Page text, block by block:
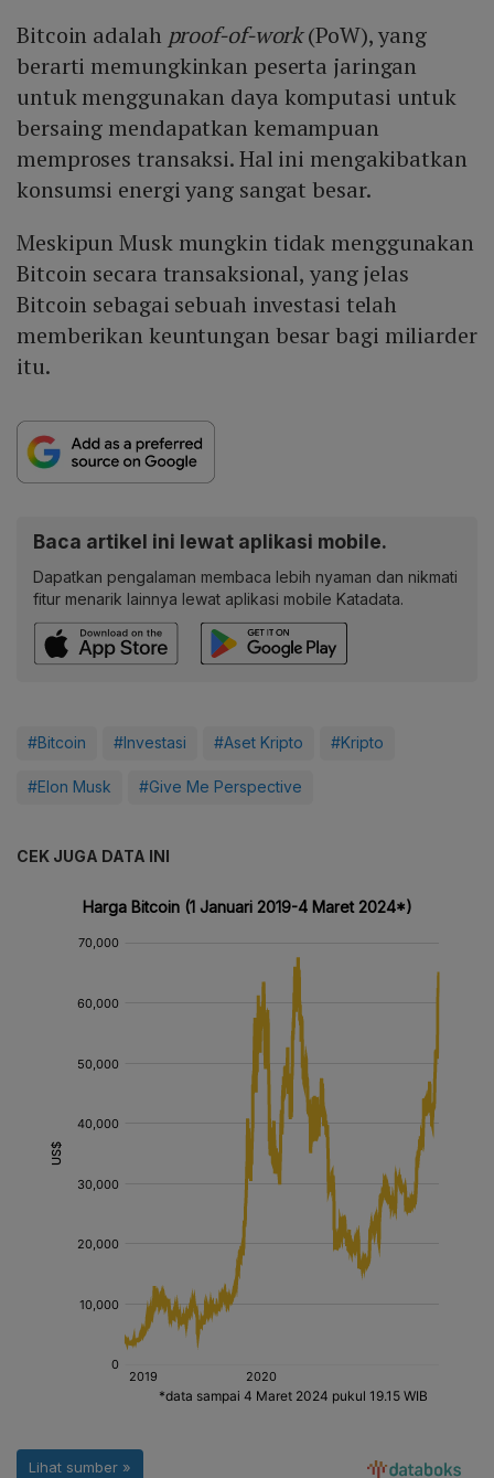
Bitcoin adalah proof-of-work(PoW), yang
berarti memungkinkan peserta jaringan
untuk menggunakan daya komputasi untuk
bersaing mendapatkan kemampuan
memproses transaksi. Hal ini mengakibatkan
konsumsi energi yang sangat besar.
Meskipun Musk mungkin tidak menggunakan
Bitcoin secara transaksional, yang jelas
Bitcoin sebagai sebuah investasi telah
memberikan keuntungan besar bagi miliarder
itu.
Baca artikel ini lewat aplikasi mobile.
Dapatkan pengalaman membaca lebih nyaman dan nikmati
fitur menarik lainnya lewat aplikasi mobile Katadata.
#Bitcoin #Investasi #Aset Kripto #Kripto
#Elon Musk #Give Me Perspective
CEK JUGA DATA INI